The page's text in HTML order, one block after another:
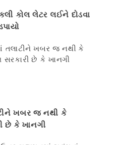
કોલ લેટર લઈને દોડવા
ખબર જ નથી કે
છે કે ખાનગી